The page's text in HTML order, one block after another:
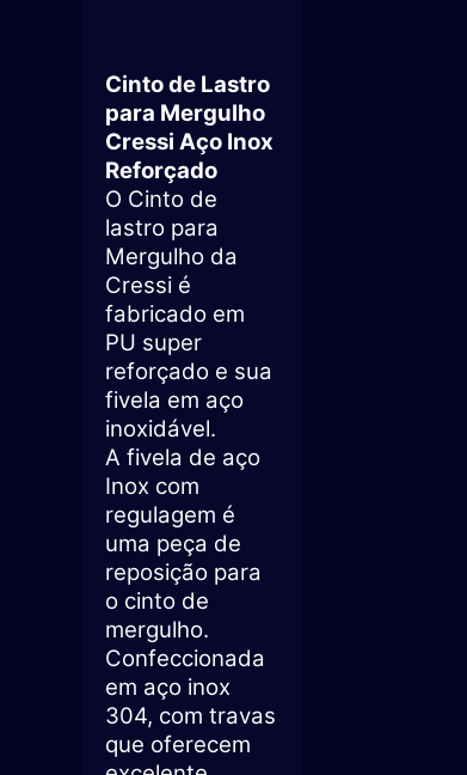
Cinto de Lastro
para Mergulho
Cressi Aço Inox
Reforçado
O Cinto de
lastro para
Mergulho da
Cressi é
fabricado em
PU super
reforçado e sua
fivela em aço
inoxidável.
A fivela de aço
Inox com
regulagem é
uma peça de
reposição para
o cinto de
mergulho.
Confeccionada
em aço inox
304, com travas
que oferecem